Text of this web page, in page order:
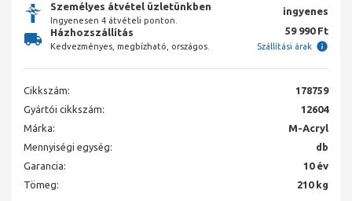
Személyes átvétel üzletünkben
Ingyenesen 4 átvételi ponton.
ingyenes
Házhozszállítás
Kedvezményes, megbízható, országos.
59 990 Ft
Szállítási árak
Cikkszám:
178759
Gyártói cikkszám:
12604
Márka:
M-Acryl
Mennyiségi egység:
db
Garancia:
10 év
Tömeg:
210 kg